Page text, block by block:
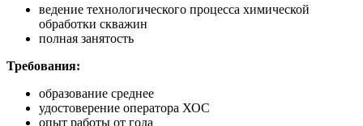
ведение технологического процесса химической
обработки скважин
полная занятость
Требования:
образование среднее
удостоверение оператора ХОС
опыт работы от года